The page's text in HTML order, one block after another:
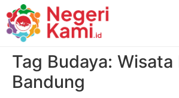
Tag Budaya: Wisata
Bandung